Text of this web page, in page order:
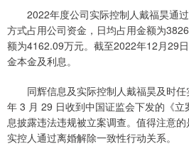
2022年度公司实际控制人戴福昊通过
方式占用公司资金，日均占用金额为
额为4162.09万元。截至2022年12月29
金本金及利息。
同辉信息及实际控制人戴福昊及时任
年 3 月 29 日收到中国证监会下发的《
息披露违法违规被立案调查。值得注意
实控人通过离婚解除一致性行动关系。